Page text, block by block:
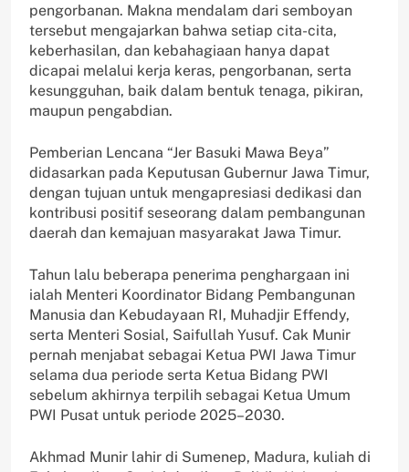
pengorbanan. Makna mendalam dari semboyan
tersebut mengajarkan bahwa setiap cita-cita,
keberhasilan, dan kebahagiaan hanya dapat
dicapai melalui kerja keras, pengorbanan, serta
kesungguhan, baik dalam bentuk tenaga, pikiran,
maupun pengabdian.
Pemberian Lencana “Jer Basuki Mawa Beya”
didasarkan pada Keputusan Gubernur Jawa Timur,
dengan tujuan untuk mengapresiasi dedikasi dan
kontribusi positif seseorang dalam pembangunan
daerah dan kemajuan masyarakat Jawa Timur.
Tahun lalu beberapa penerima penghargaan ini
ialah Menteri Koordinator Bidang Pembangunan
Manusia dan Kebudayaan RI, Muhadjir Effendy,
serta Menteri Sosial, Saifullah Yusuf. Cak Munir
pernah menjabat sebagai Ketua PWI Jawa Timur
selama dua periode serta Ketua Bidang PWI
sebelum akhirnya terpilih sebagai Ketua Umum
PWI Pusat untuk periode 2025–2030.
Akhmad Munir lahir di Sumenep, Madura, kuliah di